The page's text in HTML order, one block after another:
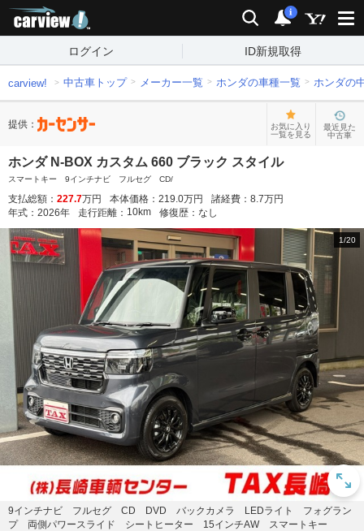
検索 通知
i
ログイン ID新規取得
carview! 中古車トップ メーカー一覧 ホンダの車種一覧 ホンダの
提供：
お気に入り
一覧を見る
最近見た
中古車
ホンダ N-BOX カスタム 660 ブラック スタイル
スマートキー 9インチナビ フルセグ CD/
支払総額： 227.7万円 本体価格： 219.0万円 諸経費： 8.7万円
年式： 2026年 走行距離： 10km 修復歴： なし
1/20
9インチナビ フルセグ CD DVD バックカメラ LEDライト フォグラン
プ 両側パワースライド シートヒーター 15インチAW スマートキー